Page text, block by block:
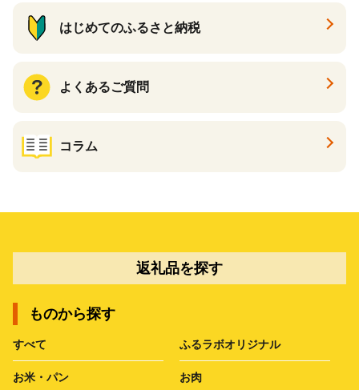
はじめてのふるさと納税
よくあるご質問
コラム
返礼品を探す
ものから探す
すべて ふるラボオリジナル
お米・パン お肉